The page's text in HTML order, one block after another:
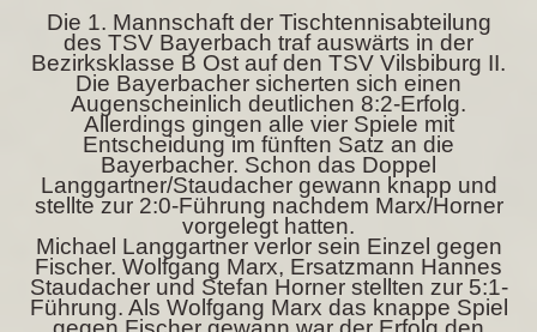
Die 1. Mannschaft der Tischtennisabteilung
des TSV Bayerbach traf auswärts in der
Bezirksklasse B Ost auf den TSV Vilsbiburg II.
Die Bayerbacher sicherten sich einen
Augenscheinlich deutlichen 8:2-Erfolg.
Allerdings gingen alle vier Spiele mit
Entscheidung im fünften Satz an die
Bayerbacher. Schon das Doppel
Langgartner/Staudacher gewann knapp und
stellte zur 2:0-Führung nachdem Marx/Horner
vorgelegt hatten.
Michael Langgartner verlor sein Einzel gegen
Fischer. Wolfgang Marx, Ersatzmann Hannes
Staudacher und Stefan Horner stellten zur 5:1-
Führung. Als Wolfgang Marx das knappe Spiel